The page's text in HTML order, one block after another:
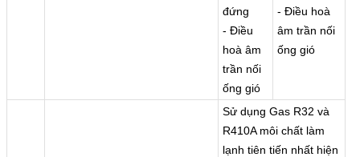
đứng
- Điều
hoà âm
trần nối
ống gió
- Điều hoà
âm trần nối
ống gió
Sử dụng Gas R32 và
R410A môi chất làm
lạnh tiên tiến nhất hiện